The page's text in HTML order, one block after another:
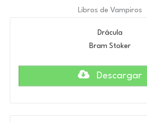
Libros de Vampiros
Drácula
Bram Stoker
Descargar